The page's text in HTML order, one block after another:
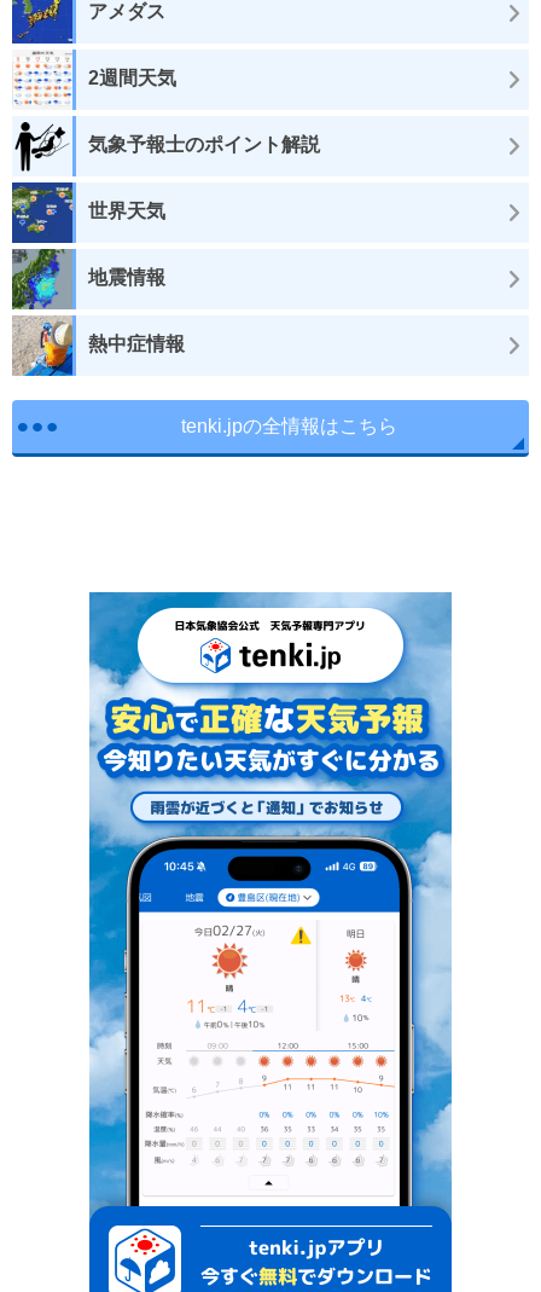
アメダス
2週間天気
気象予報士のポイント解説
世界天気
地震情報
熱中症情報
tenki.jpの全情報はこちら